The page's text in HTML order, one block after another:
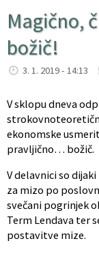
Magično,
božič!
3. 1. 2019 - 14:13
V sklopu dneva
ekonomske
pravljično… božič.
V delavnici so
za mizo po
svečani pogrinjek
Term Lendava ter
postavitve mize.